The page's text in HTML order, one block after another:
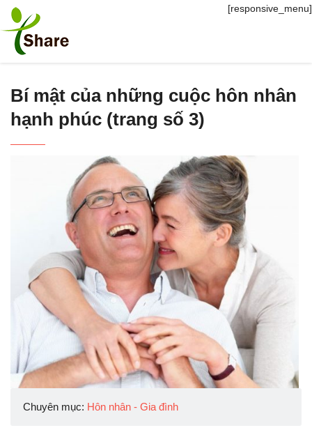
[responsive_menu]
Bí mật của những cuộc hôn nhân
hạnh phúc (trang số 3)
Chuyên mục: Hôn nhân - Gia đình